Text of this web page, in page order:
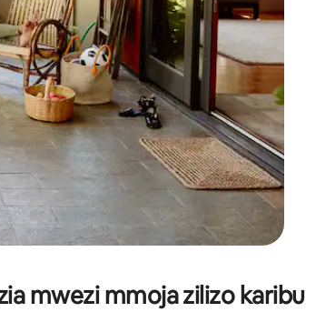
mwezi mmoja zilizo karibu